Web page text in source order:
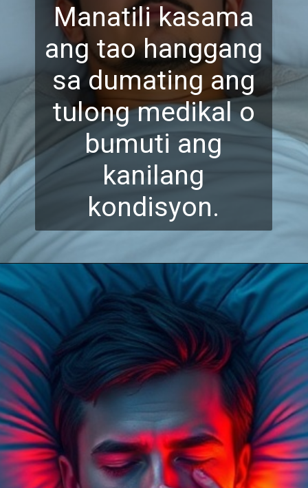
Manatili kasama
ang tao hanggang
sa dumating ang
tulong medikal o
bumuti ang
kanilang
kondisyon.